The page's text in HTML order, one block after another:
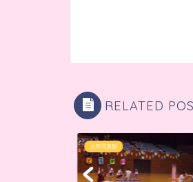
RELATED
元気写真館